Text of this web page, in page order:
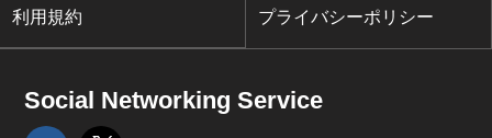
利用規約 プライバシーポリシー
Social Networking Service